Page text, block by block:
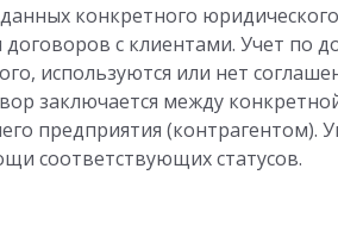
конкретного
с клиентами. Учет по
используются или нет
заключается между
предприятия (контрагентом).
соответствующих статусов.